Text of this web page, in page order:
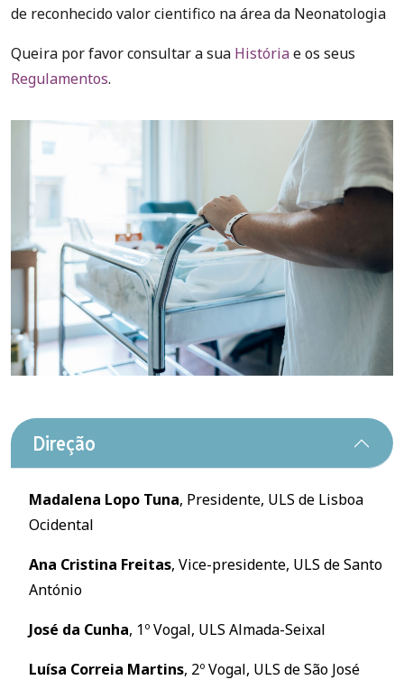
de reconhecido valor cientifico na área da Neonatologia
Queira por favor consultar a sua Históriae os seus
Regulamentos.
Direção
Madalena Lopo Tuna, Presidente, ULS de Lisboa
Ocidental
Ana Cristina Freitas, Vice-presidente, ULS de Santo
António
José da Cunha, 1º Vogal, ULS Almada-Seixal
Luísa Correia Martins, 2º Vogal, ULS de São José